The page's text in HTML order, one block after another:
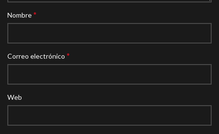
Nombre*
Correo electrónico *
Web